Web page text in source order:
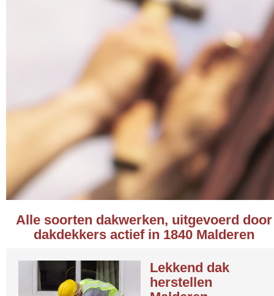
Alle soorten dakwerken, uitgevoerd door
dakdekkers actief in 1840 Malderen
Lekkend dak
herstellen